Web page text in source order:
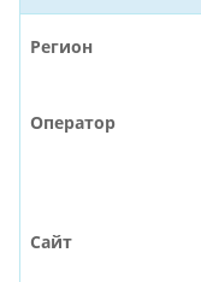
Регион
Оператор
Сайт